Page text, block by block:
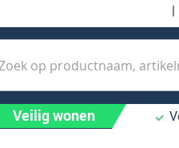
Veilig wonen